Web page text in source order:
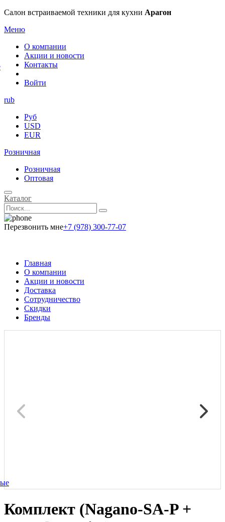
Салон встраиваемой техники для кухни Арагон
Меню
О компании
Акции и новости
Контакты
Войти
rub
Руб
USD
EUR
Розничная
Розничная
Оптовая
Каталог
Перезвонить мне+7 (978) 300-77-07
Главная
О компании
Акции и новости
Доставка
Сотрудничество
Скидки
Бренды
Комплект (Nagano-SA-P +